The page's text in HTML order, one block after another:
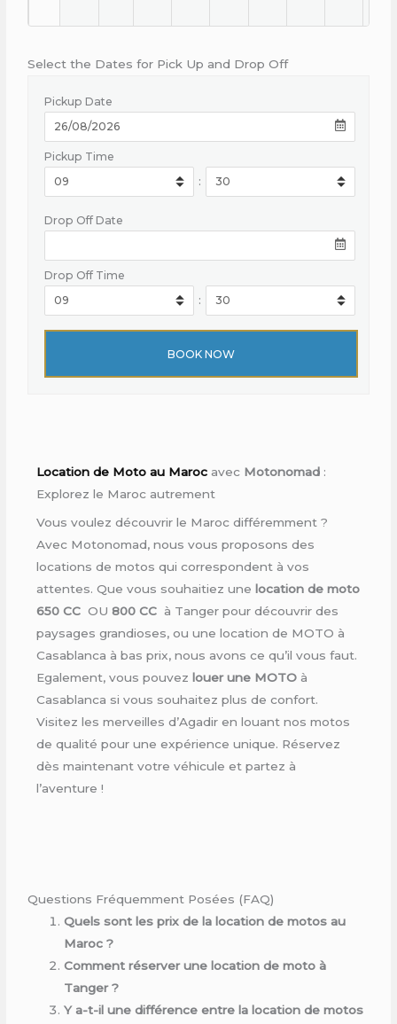
Select the Dates for Pick Up and Drop Off
Pickup Date
Pickup Time
:
Drop Off Date
Drop Off Time
:
Location de Moto au Maroc avec Motonomad :
Explorez le Maroc autrement
Vous voulez découvrir le Maroc différemment ?
Avec Motonomad, nous vous proposons des
locations de motos qui correspondent à vos
attentes. Que vous souhaitiez une location de moto
650 CC OU800 CC à Tanger pour découvrir des
paysages grandioses, ou une location de MOTO à
Casablanca à bas prix, nous avons ce qu’il vous faut.
Egalement, vous pouvez louer une MOTO à
Casablanca si vous souhaitez plus de confort.
Visitez les merveilles d’Agadir en louant nos motos
de qualité pour une expérience unique. Réservez
dès maintenant votre véhicule et partez à
l’aventure !
Questions Fréquemment Posées (FAQ)
Quels sont les prix de la location de motos au
Maroc ?
Comment réserver une location de moto à
Tanger ?
Y a-t-il une différence entre la location de motos